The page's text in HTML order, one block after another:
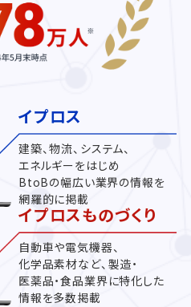
イプロス
建築、物流、システム、
エネルギーをはじめ
BtoBの幅広い業界の情報を
網羅的に掲載
イプロスものづくり
自動車や電気機器、
化学品素材など、製造・
医薬品・食品業界に特化した
情報を多数掲載